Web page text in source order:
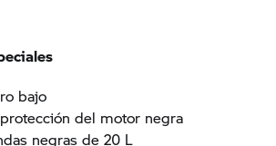
bajo
del motor negra
negras de 20 L